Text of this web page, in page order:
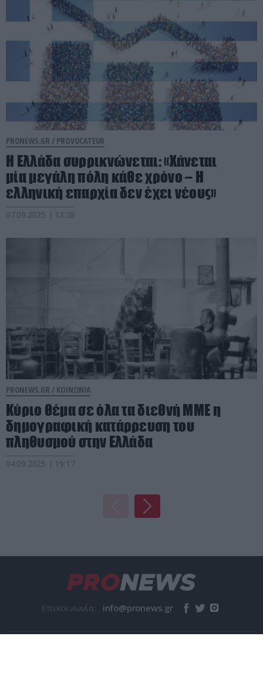
PRONEWS.GR / PROVOCATEUR
Η Ελλάδα συρρικνώνεται: «Χάνεται
μία μεγάλη πόλη κάθε χρόνο – Η
ελληνική επαρχία δεν έχει νέους»
07.09.2025 | 13:28
PRONEWS.GR / ΚΟΙΝΩΝΙΑ
Κύριο θέμα σε όλα τα διεθνή ΜΜΕ η
δημογραφική κατάρρευση του
πληθυσμού στην Ελλάδα
04.09.2025 | 19:17
Επικοινωνία: